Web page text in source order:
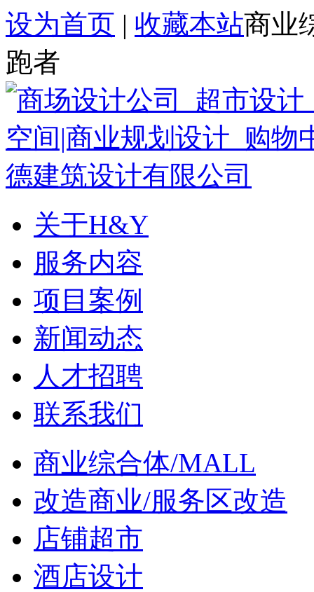
设为首页 | 收藏本站商业
跑者
关于H&Y
服务内容
项目案例
新闻动态
人才招聘
联系我们
商业综合体/MALL
改造商业/服务区改造
店铺超市
酒店设计